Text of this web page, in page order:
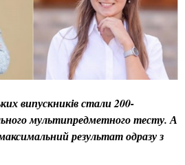
випускників стали 200-
мультипредметного тесту. А
результат одразу з